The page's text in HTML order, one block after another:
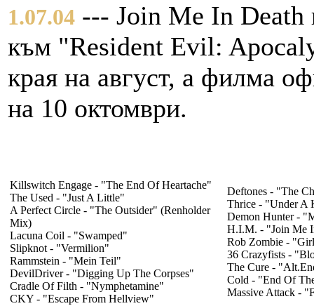
1.07.04 --- Join Me In Death
към "Resident Evil:
края на август, а филма
на 10 октомври.
Killswitch Engage - "The End Of Heartache"
The Used - "Just A Little"
A Perfect Circle - "The Outsider" (Renholder
Mix)
Lacuna Coil - "Swamped"
Slipknot - "Vermilion"
Rammstein - "Mein Teil"
DevilDriver - "Digging Up The Corpses"
Cradle Of Filth - "Nymphetamine"
CKY - "Escape From Hellview"
Deftones - "The
Thrice - "Under A
Demon Hunter -
H.I.M. - "Join Me
Rob Zombie -
36 Crazyfists -
The Cure -
Cold - "End Of
Massive Attack -